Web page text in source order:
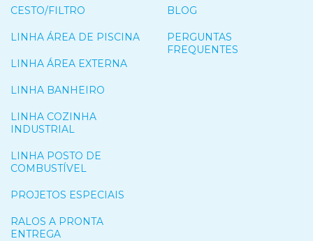
CESTO/FILTRO
LINHA ÁREA DE PISCINA
LINHA ÁREA EXTERNA
LINHA BANHEIRO
LINHA COZINHA
INDUSTRIAL
LINHA POSTO DE
COMBUSTÍVEL
PROJETOS ESPECIAIS
RALOS A PRONTA
ENTREGA
BLOG
PERGUNTAS
FREQUENTES